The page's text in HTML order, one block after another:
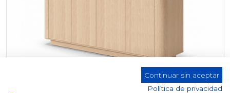
Continuar sin aceptar
Política de privacidad